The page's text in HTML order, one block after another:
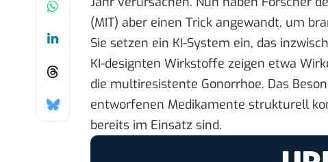
(MIT) aber einen Trick angewandt, um
Sie setzen ein KI-System ein, das
KI-designten Wirkstoffe zeigen etwa
die multiresistente Gonorrhoe. Das
entworfenen Medikamente strukturell
bereits im Einsatz sind.